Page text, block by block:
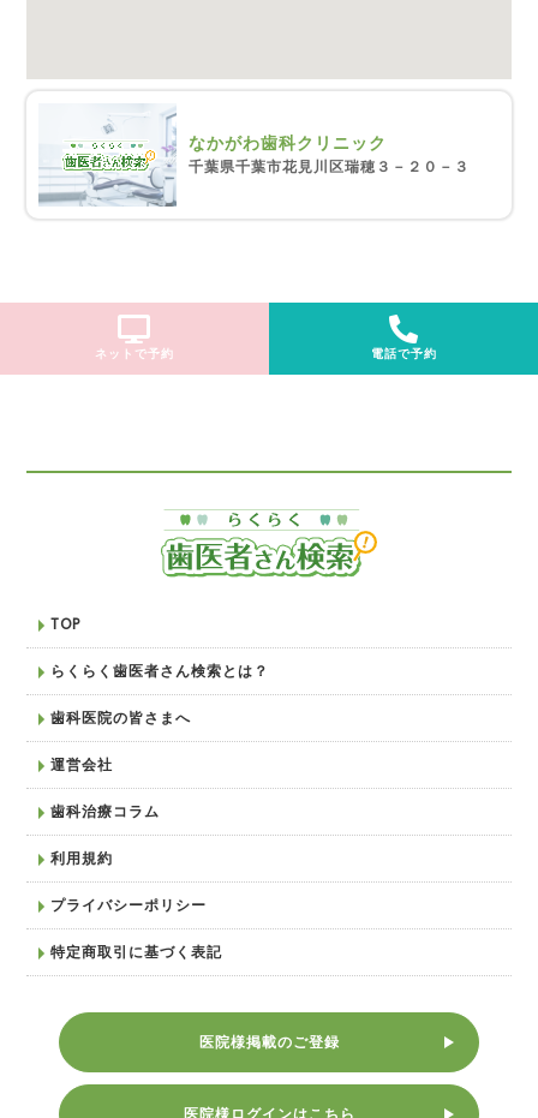
なかがわ歯科クリニック
千葉県千葉市花見川区瑞穂３－２０－３
ネットで予約 電話で予約
TOP
らくらく歯医者さん検索とは？
歯科医院の皆さまへ
運営会社
歯科治療コラム
利用規約
プライバシーポリシー
特定商取引に基づく表記
医院様掲載のご登録
医院様ログインはこちら